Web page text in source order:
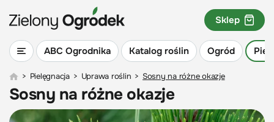
ABC Ogrodnika Katalog roślin Ogród
Sklep
> Pielęgnacja > Uprawa roślin > Sosny na różne okazje
Sosny na różne okazje